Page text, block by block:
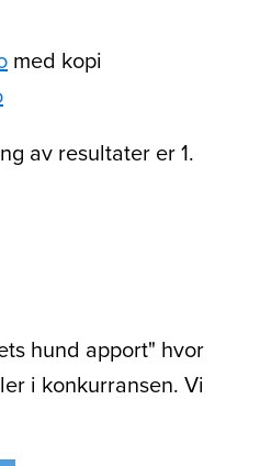
med kopi
av resultater er 1.
hund apport" hvor
i konkurransen. Vi